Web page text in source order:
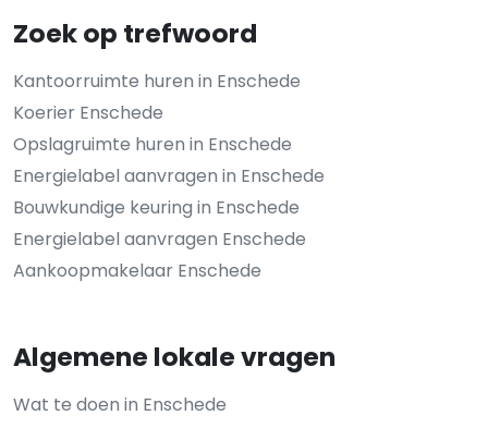
Zoek op trefwoord
Kantoorruimte huren in Enschede
Koerier Enschede
Opslagruimte huren in Enschede
Energielabel aanvragen in Enschede
Bouwkundige keuring in Enschede
Energielabel aanvragen Enschede
Aankoopmakelaar Enschede
Algemene lokale vragen
Wat te doen in Enschede